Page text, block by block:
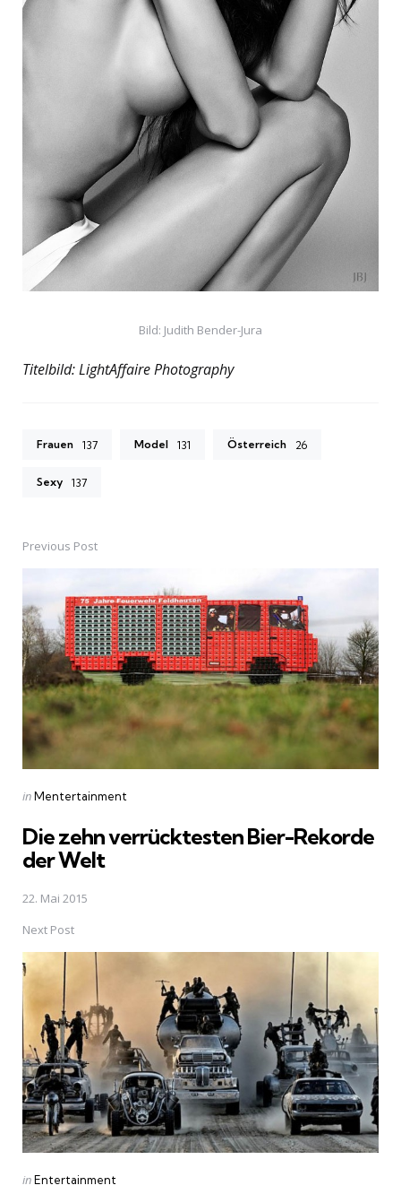
Bild: Judith Bender-Jura
Titelbild: LightAffaire Photography
Frauen 137 Model 131 Österreich 26
Sexy 137
Post
navigation
Previous Post
Posted
inMentertainment
Die zehn verrücktesten Bier-Rekorde
der Welt
22. Mai 2015
Next Post
Posted
inEntertainment